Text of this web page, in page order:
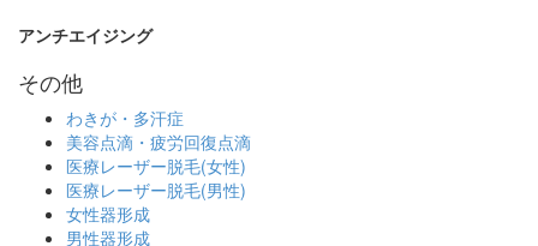
アンチエイジング
その他
わきが・多汗症
美容点滴・疲労回復点滴
医療レーザー脱毛(女性)
医療レーザー脱毛(男性)
女性器形成
男性器形成